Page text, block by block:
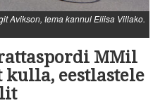
Avikson, tema kannul Eliisa Villako.
MMil
kulla, eestlastele